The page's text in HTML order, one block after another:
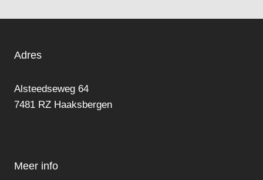
Adres
Alsteedseweg 64
7481 RZ Haaksbergen
Meer info